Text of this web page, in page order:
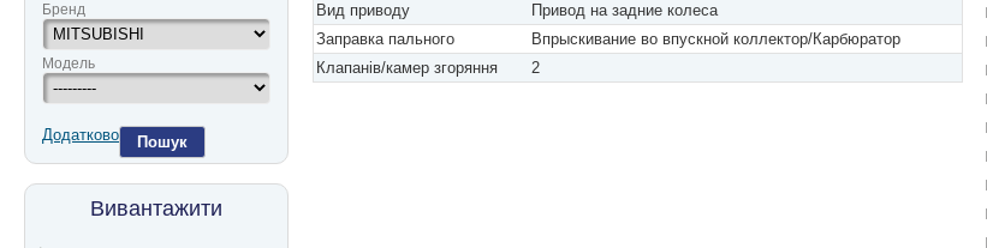
Бренд
Модель
Додатково Пошук
Вивантажити
Вид приводу
Привод на задние колеса
Заправка пального
Впрыскивание во впускной коллектор/Карбюратор
Клапанів/камер згоряння
2